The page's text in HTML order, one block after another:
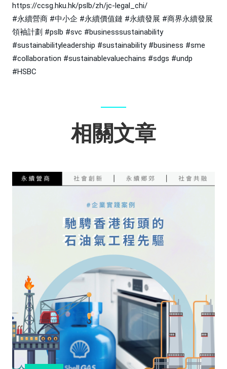
https://ccsg.hku.hk/pslb/zh/jc-legal_chi/
#永續營商 #中小企 #永續價值鏈 #永續發展 #商界永續發展
領袖計劃 #pslb #svc #businesssustainability
#sustainabilityleadership #sustainability #business #sme
#collaboration #sustainablevaluechains #sdgs #undp
#HSBC
相關文章